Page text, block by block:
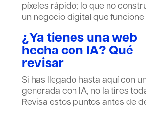
píxeles rápido; lo que no
un negocio digital que funcione
¿Ya tienes una web
hecha con IA? Qué
revisar
Si has llegado hasta aquí con
generada con IA, no la tires
Revisa estos puntos antes de